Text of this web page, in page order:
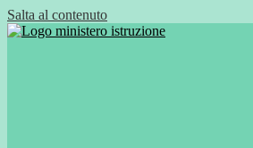
Salta al contenuto